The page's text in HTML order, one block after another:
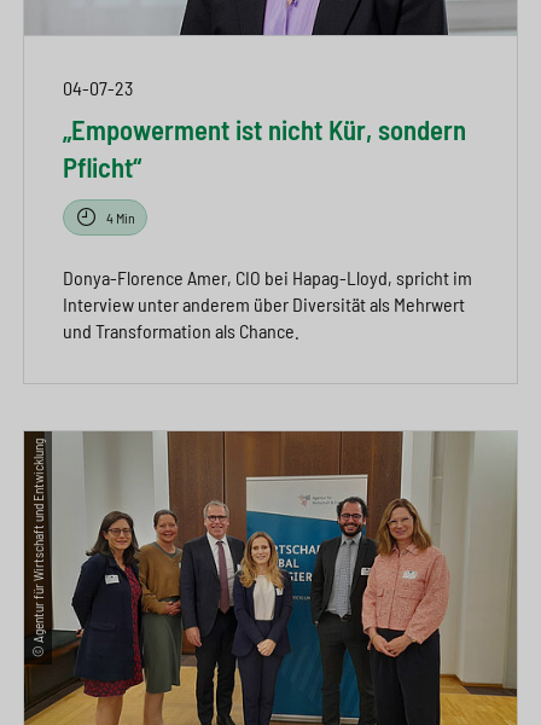
04-07-23
„Empowerment ist nicht Kür, sondern
Pflicht“
4 Min
Donya-Florence Amer, CIO bei Hapag-Lloyd, spricht im
Interview unter anderem über Diversität als Mehrwert
und Transformation als Chance.
© Agentur für Wirtschaft und Entwicklung